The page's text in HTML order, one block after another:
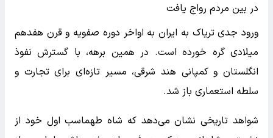
در بین مردم رواج یافت
ورود جدی تریاک به ایران به اواخر دوره صفویه و قرن هفدهم
میلادی گره خورده است. در همین برهه، با گسترش نفوذ
انگلستان و کمپانی هند شرقی، مسیر تازه‌ای برای تجارت و
سلطه استعماری باز شد.
شواهد تاریخی نشان می‌دهد که شاه طهماسب اول خود از